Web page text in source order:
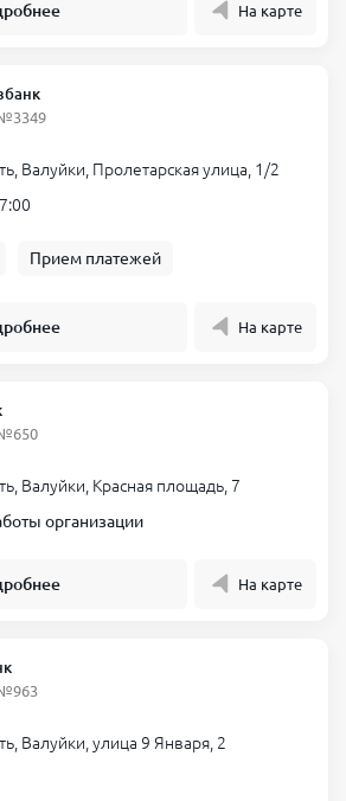
На карте
Валуйки, Пролетарская улица, 1/2
Прием платежей
На карте
Валуйки, Красная площадь, 7
организации
На карте
Валуйки, улица 9 Января, 2